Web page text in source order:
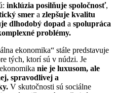
inklúzia posilňuje spoločnosť,
smer a zlepšuje kvalitu
dlhodobý dopad a spolupráca
problémy.
ekonomika“ stále predstavuje
tých, ktorí sú v núdzi. Je
nie je luxusom, ale
spravodlivej a
V skutočnosti sú sociálne